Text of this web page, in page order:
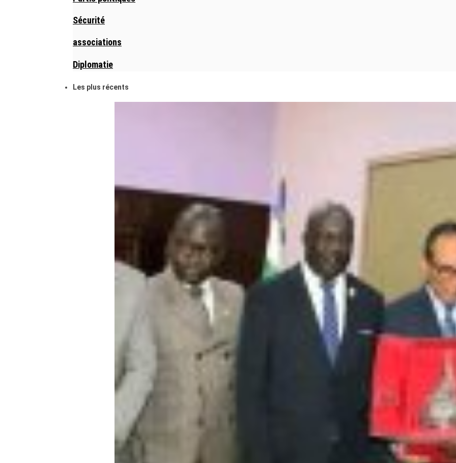
Sécurité
associations
Diplomatie
Les plus récents